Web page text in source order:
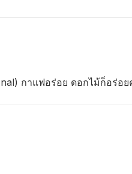
กาแฟอร่อย ดอกไม้ก็อร่อย